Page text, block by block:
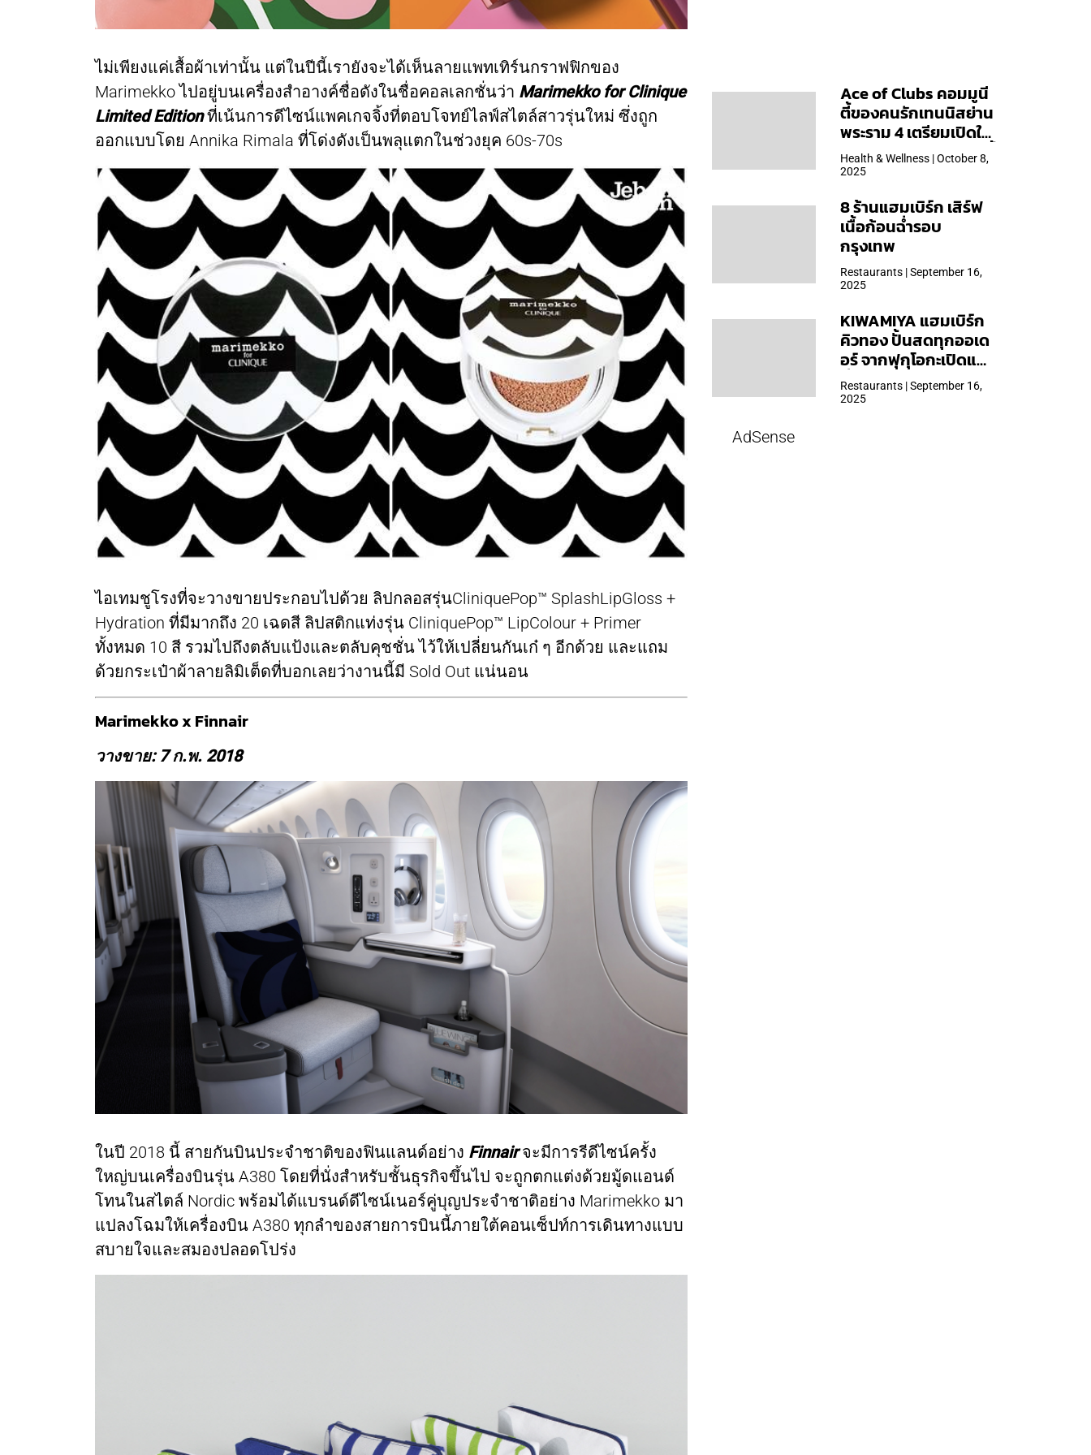
ไม่เพียงแค่เสื้อผ้าเท่านั้น แต่ในปีนี้เรายังจะได้เห็นลายแพทเทิร์นกราฟฟิกของ
Marimekko ไปอยู่บนเครื่องสำอางค์ชื่อดังในชื่อคอลเลกชั่นว่า Marimekko for Clinique
Limited Editionที่เน้นการดีไซน์แพคเกจจิ้งที่ตอบโจทย์ไลฟ์สไตล์สาวรุ่นใหม่ ซึ่งถูก
ออกแบบโดย Annika Rimala ที่โด่งดังเป็นพลุแตกในช่วงยุค 60s-70s
ไอเทมชูโรงที่จะวางขายประกอบไปด้วย ลิปกลอสรุ่นCliniquePop™ SplashLipGloss +
Hydration ที่มีมากถึง 20 เฉดสี ลิปสติกแท่งรุ่น CliniquePop™ LipColour + Primer
ทั้งหมด 10 สี รวมไปถึงตลับแป้งและตลับคุชชั่น ไว้ให้เปลี่ยนกันเก๋ ๆ อีกด้วย และแถม
ด้วยกระเป๋าผ้าลายลิมิเต็ดที่บอกเลยว่างานนี้มี Sold Out แน่นอน
Marimekko x Finnair
วางขาย: 7 ก.พ. 2018
ในปี 2018 นี้ สายกันบินประจำชาติของฟินแลนด์อย่าง Finnairจะมีการรีดีไซน์ครั้ง
ใหญ่บนเครื่องบินรุ่น A380 โดยที่นั่งสำหรับชั้นธุรกิจขึ้นไป จะถูกตกแต่งด้วยมู้ดแอนด์
โทนในสไตล์ Nordic พร้อมได้แบรนด์ดีไซน์เนอร์คู่บุญประจำชาติอย่าง Marimekko มา
แปลงโฉมให้เครื่องบิน A380 ทุกลำของสายการบินนี้ภายใต้คอนเซ็ปท์การเดินทางแบบ
สบายใจและสมองปลอดโปร่ง
Ace of Clubs คอมมูนี
ตี้ของคนรักเทนนิสย่าน
พระราม 4 เตรียมเปิดให้
บริการวันแรก 19 ต.ค. นี้
Health & Wellness | October 8,
2025
8 ร้านแฮมเบิร์ก เสิร์ฟ
เนื้อก้อนฉ่ำรอบ
กรุงเทพ
Restaurants | September 16,
2025
KIWAMIYA แฮมเบิร์ก
คิวทอง ปั้นสดทุกออเด
อร์ จากฟุกุโอกะเปิดแล้ว
ที่ Central Park
Restaurants | September 16,
2025
AdSense